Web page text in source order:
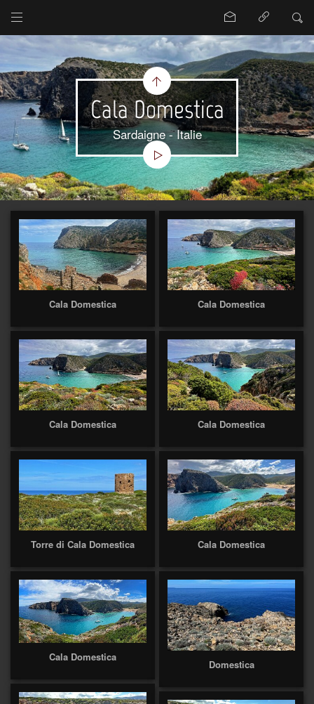
Cala Domestica
Sardaigne - Italie
Cala Domestica Cala Domestica
Cala Domestica Cala Domestica
Torre di Cala Domestica Cala Domestica
Cala Domestica
Domestica